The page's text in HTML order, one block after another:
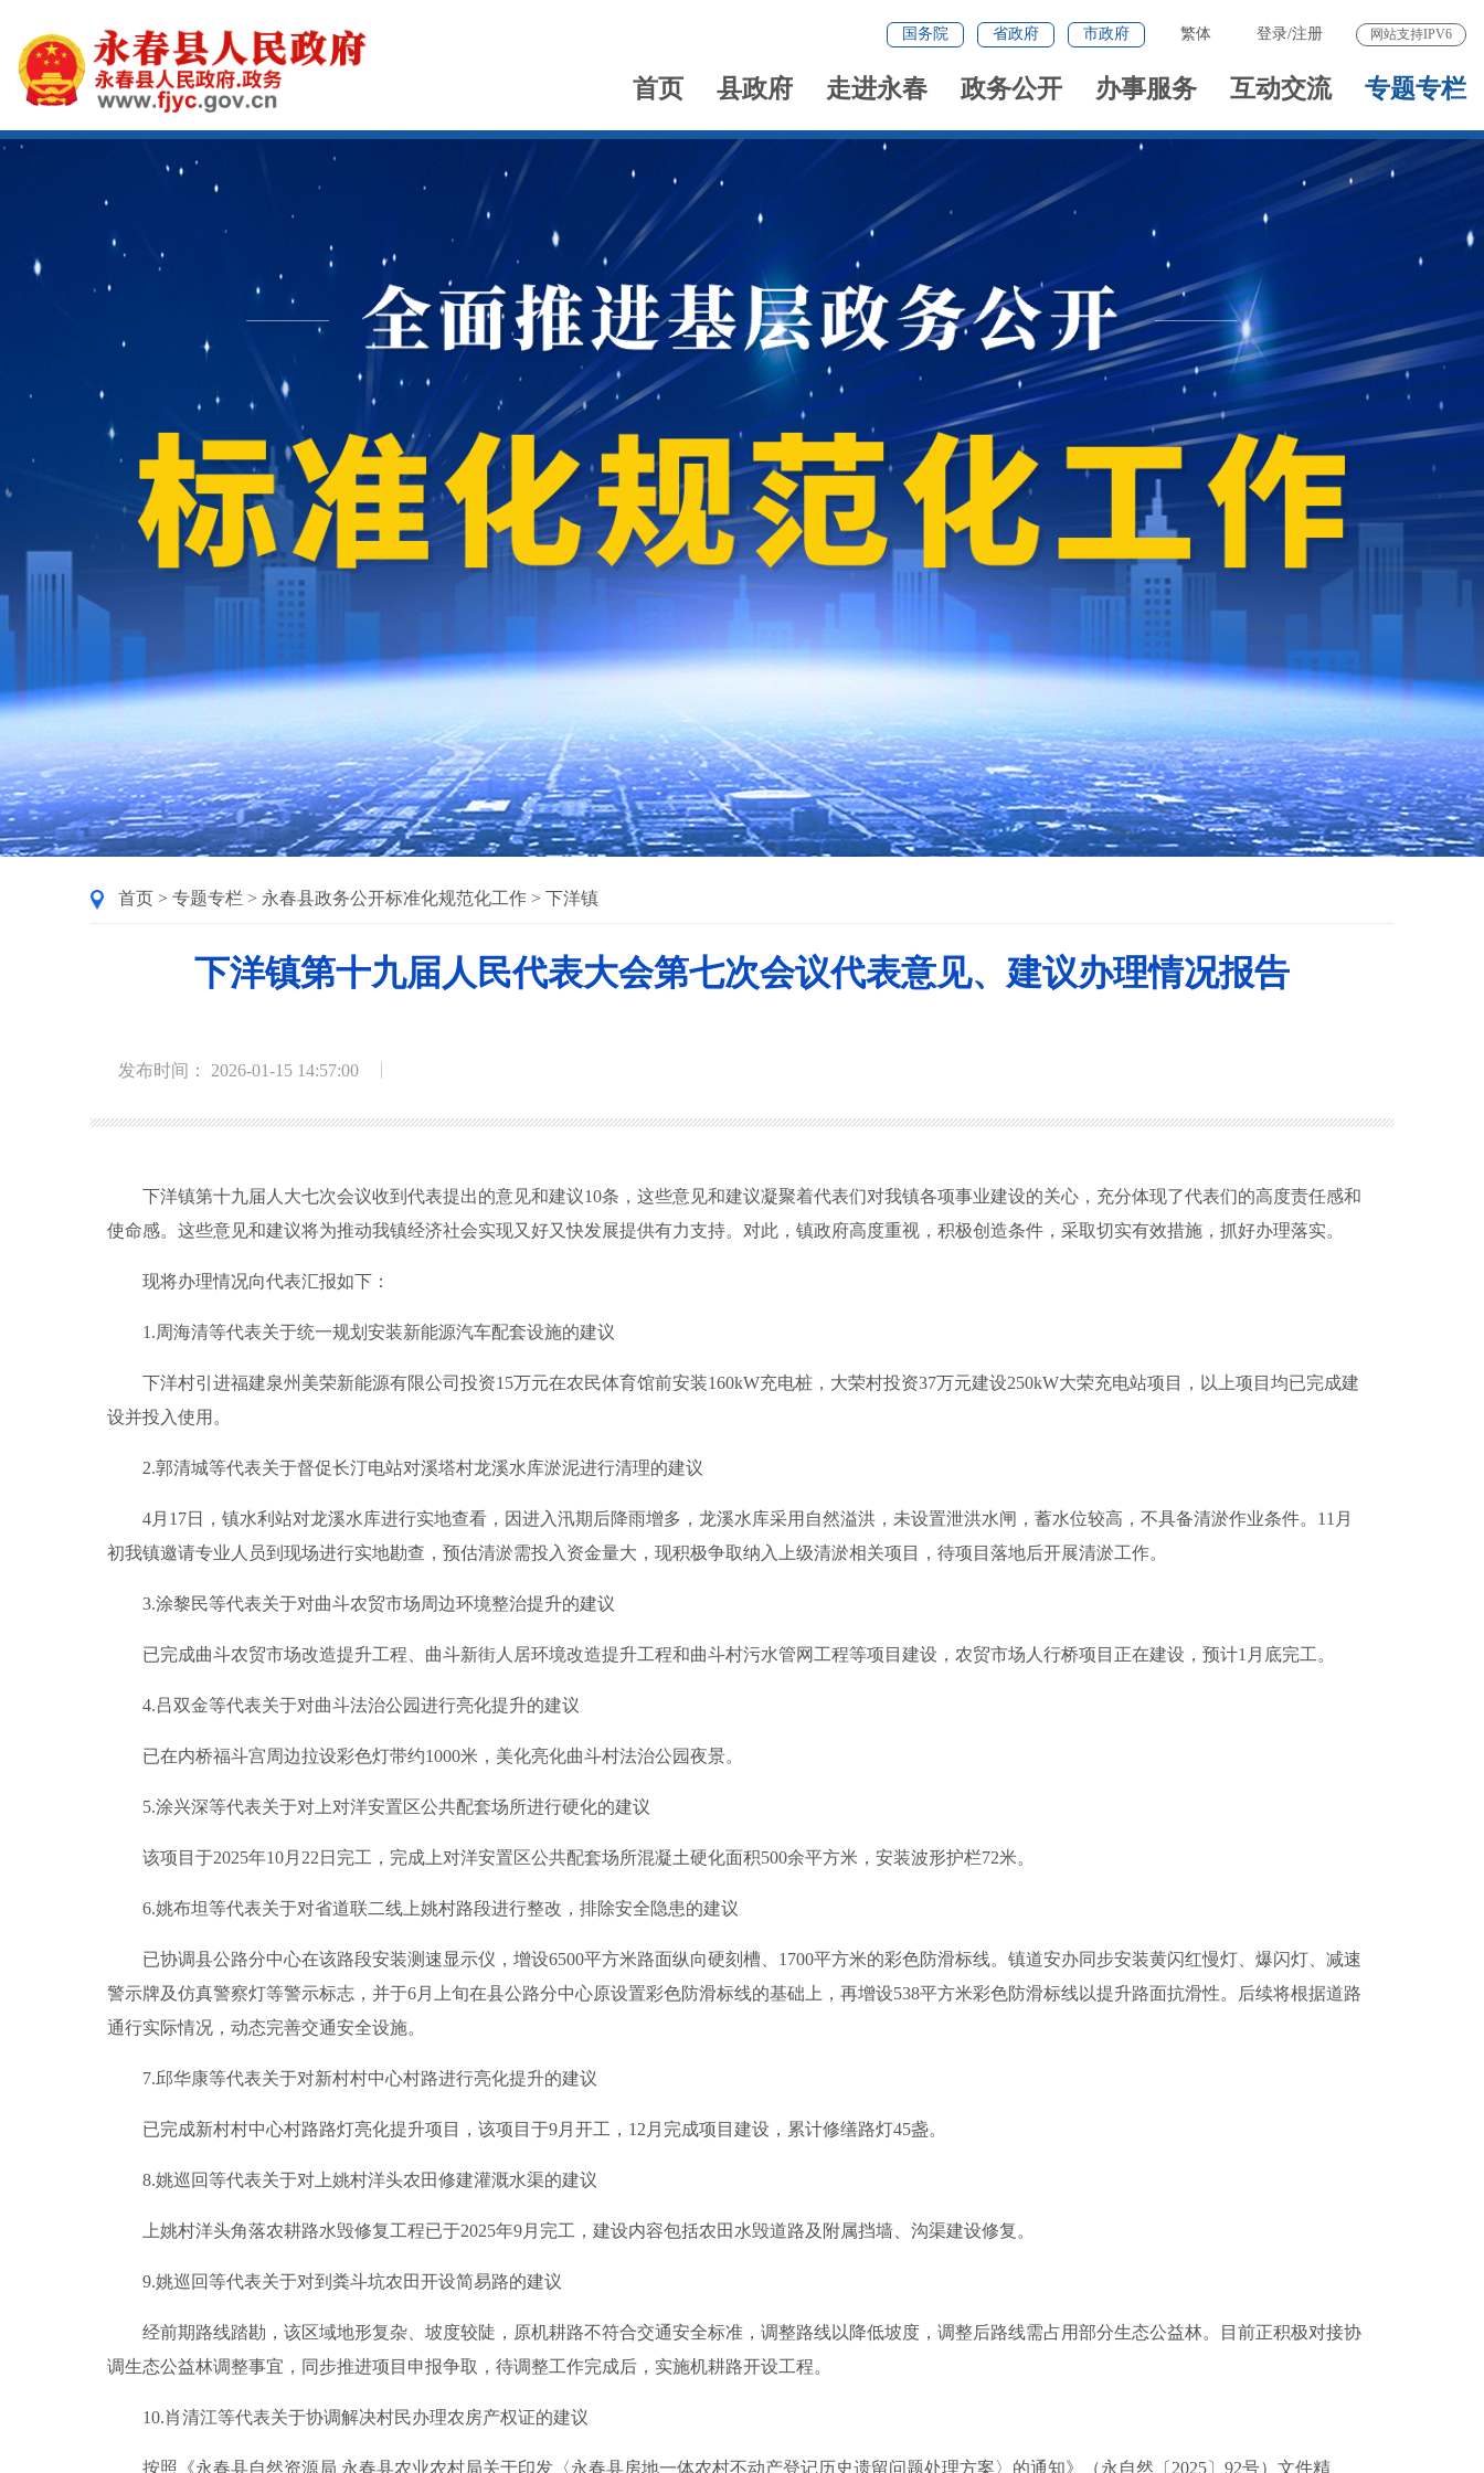
国务院 省政府 市政府 繁体 登录/注册 网站支持IPV6
首页 县政府 走进永春 政务公开 办事服务 互动交流 专题专栏
首页 > 专题专栏 > 永春县政务公开标准化规范化工作 > 下洋镇
下洋镇第十九届人民代表大会第七次会议代表意见、建议办理情况报告
发布时间： 2026-01-15 14:57:00
下洋镇第十九届人大七次会议收到代表提出的意见和建议10条，这些意见和建议凝聚着代表们对我镇各项事业建设的关心，充分体现了代表们的高度责任感和
使命感。这些意见和建议将为推动我镇经济社会实现又好又快发展提供有力支持。对此，镇政府高度重视，积极创造条件，采取切实有效措施，抓好办理落实。
现将办理情况向代表汇报如下：
1.周海清等代表关于统一规划安装新能源汽车配套设施的建议
下洋村引进福建泉州美荣新能源有限公司投资15万元在农民体育馆前安装160kW充电桩，大荣村投资37万元建设250kW大荣充电站项目，以上项目均已完成建
设并投入使用。
2.郭清城等代表关于督促长汀电站对溪塔村龙溪水库淤泥进行清理的建议
4月17日，镇水利站对龙溪水库进行实地查看，因进入汛期后降雨增多，龙溪水库采用自然溢洪，未设置泄洪水闸，蓄水位较高，不具备清淤作业条件。11月
初我镇邀请专业人员到现场进行实地勘查，预估清淤需投入资金量大，现积极争取纳入上级清淤相关项目，待项目落地后开展清淤工作。
3.涂黎民等代表关于对曲斗农贸市场周边环境整治提升的建议
已完成曲斗农贸市场改造提升工程、曲斗新街人居环境改造提升工程和曲斗村污水管网工程等项目建设，农贸市场人行桥项目正在建设，预计1月底完工。
4.吕双金等代表关于对曲斗法治公园进行亮化提升的建议
已在内桥福斗宫周边拉设彩色灯带约1000米，美化亮化曲斗村法治公园夜景。
5.涂兴深等代表关于对上对洋安置区公共配套场所进行硬化的建议
该项目于2025年10月22日完工，完成上对洋安置区公共配套场所混凝土硬化面积500余平方米，安装波形护栏72米。
6.姚布坦等代表关于对省道联二线上姚村路段进行整改，排除安全隐患的建议
已协调县公路分中心在该路段安装测速显示仪，增设6500平方米路面纵向硬刻槽、1700平方米的彩色防滑标线。镇道安办同步安装黄闪红慢灯、爆闪灯、减速
警示牌及仿真警察灯等警示标志，并于6月上旬在县公路分中心原设置彩色防滑标线的基础上，再增设538平方米彩色防滑标线以提升路面抗滑性。后续将根据道路
通行实际情况，动态完善交通安全设施。
7.邱华康等代表关于对新村村中心村路进行亮化提升的建议
已完成新村村中心村路路灯亮化提升项目，该项目于9月开工，12月完成项目建设，累计修缮路灯45盏。
8.姚巡回等代表关于对上姚村洋头农田修建灌溉水渠的建议
上姚村洋头角落农耕路水毁修复工程已于2025年9月完工，建设内容包括农田水毁道路及附属挡墙、沟渠建设修复。
9.姚巡回等代表关于对到粪斗坑农田开设简易路的建议
经前期路线踏勘，该区域地形复杂、坡度较陡，原机耕路不符合交通安全标准，调整路线以降低坡度，调整后路线需占用部分生态公益林。目前正积极对接协
调生态公益林调整事宜，同步推进项目申报争取，待调整工作完成后，实施机耕路开设工程。
10.肖清江等代表关于协调解决村民办理农房产权证的建议
按照《永春县自然资源局 永春县农业农村局关于印发〈永春县房地一体农村不动产登记历史遗留问题处理方案〉的通知》（永自然〔2025〕92号）文件精